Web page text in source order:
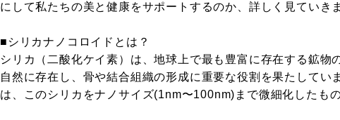
にして私たちの美と健康をサポートするのか、詳しく見ていき
■シリカナノコロイドとは？
シリカ（二酸化ケイ素）は、地球上で最も豊富に存在する鉱物
自然に存在し、骨や結合組織の形成に重要な役割を果たしてい
は、このシリカをナノサイズ(1nm〜100nm)まで微細化したもの